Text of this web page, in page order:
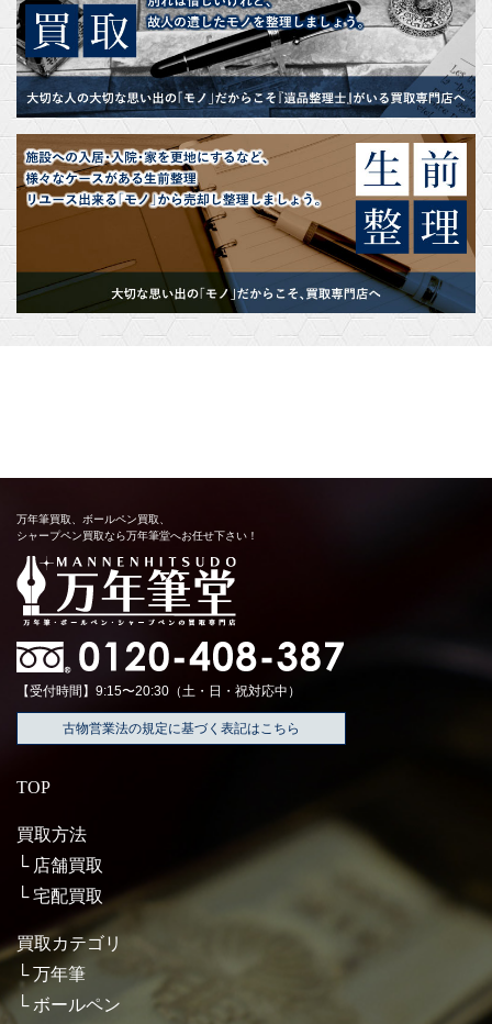
万年筆買取、ボールペン買取、
シャープペン買取なら万年筆堂へお任せ下さい！
【受付時間】9:15〜20:30（土・日・祝対応中）
古物営業法の規定に基づく表記はこちら
TOP
買取方法
店舗買取
宅配買取
買取カテゴリ
万年筆
ボールペン